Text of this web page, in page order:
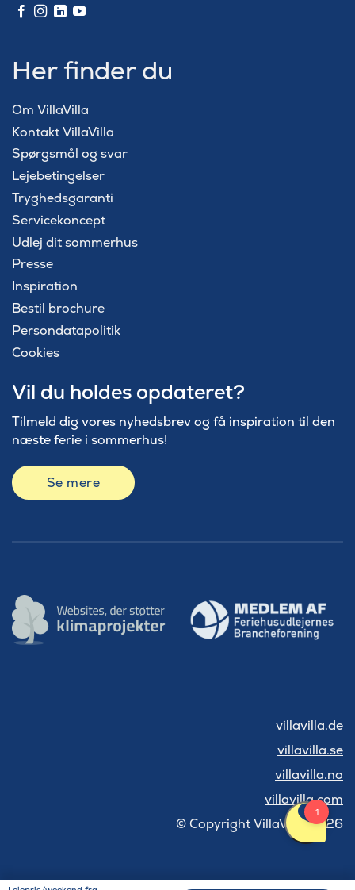
Her finder du
Om VillaVilla
Kontakt VillaVilla
Spørgsmål og svar
Lejebetingelser
Tryghedsgaranti
Servicekoncept
Udlej dit sommerhus
Presse
Inspiration
Bestil brochure
Persondatapolitik
Cookies
Vil du holdes opdateret?
Tilmeld dig vores nyhedsbrev og få inspiration til den
næste ferie i sommerhus!
Se mere
villavilla.de
villavilla.se
villavilla.no
villavilla.com
© Copyright VillaVilla 2026